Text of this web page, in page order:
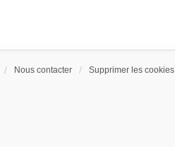
Nous contacter Supprimer les cookies